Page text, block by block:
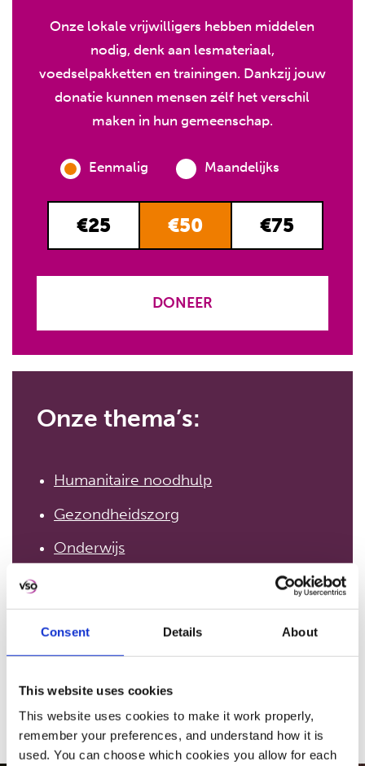
Consent Details About
This website uses cookies
This website uses cookies to make it work properly,
remember your preferences, and understand how it is
used. You can choose which cookies you allow for each
Onze lokale vrijwilligers hebben middelen
nodig, denk aan lesmateriaal,
voedselpakketten en trainingen. Dankzij jouw
donatie kunnen mensen zélf het verschil
maken in hun gemeenschap.
Eenmalig Maandelijks
€25 €50 €75
DONEER
Onze thema’s:
Humanitaire noodhulp
Gezondheidszorg
Onderwijs